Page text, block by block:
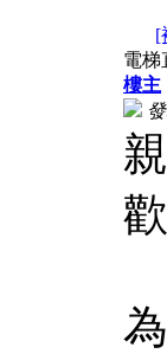
[
電梯
樓主